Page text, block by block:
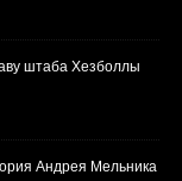
штаба Хезболлы
Андрея Мельника